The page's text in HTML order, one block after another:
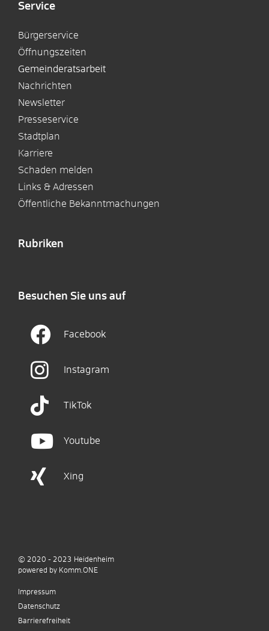
Service
Bürgerservice
Öffnungszeiten
Gemeinderatsarbeit
Nachrichten
Newsletter
Presseservice
Stadtplan
Karriere
Schaden melden
Links & Adressen
Öffentliche Bekanntmachungen
Rubriken
Besuchen Sie uns auf
Facebook
Instagram
TikTok
Youtube
Xing
© 2020 - 2023 Heidenheim
powered by Komm.ONE
Impressum
Datenschutz
Barrierefreiheit